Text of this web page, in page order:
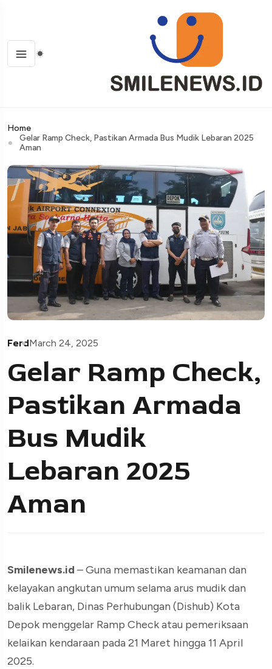
Home
Gelar Ramp Check, Pastikan Armada Bus Mudik Lebaran 2025
Aman
FerdMarch 24, 2025
Gelar Ramp Check,
Pastikan Armada
Bus Mudik
Lebaran 2025
Aman
Smilenews.id – Guna memastikan keamanan dan
kelayakan angkutan umum selama arus mudik dan
balik Lebaran, Dinas Perhubungan (Dishub) Kota
Depok menggelar Ramp Check atau pemeriksaan
kelaikan kendaraan pada 21 Maret hingga 11 April
2025.